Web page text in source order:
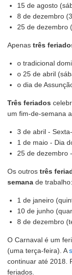
15 de agosto
8 de dezembro
25 de dezembro
Apenas três
o tradicional
o 25 de abril
o dia de
Três feriados
um fim-de-semana
3 de abril -
1 de maio - Dia
25 de dezembro
Os outros três
semana de trabalho:
1 de janeiro
10 de junho
8 de dezembro
O Carnaval é um
(uma terça-feira). A
continuar até 2018.
feriados.